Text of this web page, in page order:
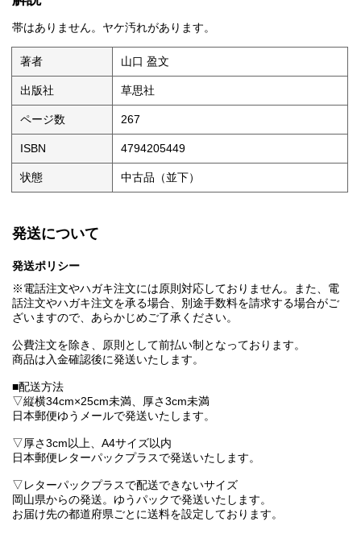
帯はありません。ヤケ汚れがあります。
著者 山口 盈文
出版社 草思社
ページ数 267
ISBN 4794205449
状態 中古品（並下）
発送について
発送ポリシー
※電話注文やハガキ注文には原則対応しておりません。また、電
話注文やハガキ注文を承る場合、別途手数料を請求する場合がご
ざいますので、あらかじめご了承ください。
公費注文を除き、原則として前払い制となっております。
商品は入金確認後に発送いたします。
■配送方法
▽縦横34cm×25cm未満、厚さ3cm未満
日本郵便ゆうメールで発送いたします。
▽厚さ3cm以上、A4サイズ以内
日本郵便レターパックプラスで発送いたします。
▽レターパックプラスで配送できないサイズ
岡山県からの発送。ゆうパックで発送いたします。
お届け先の都道府県ごとに送料を設定しております。